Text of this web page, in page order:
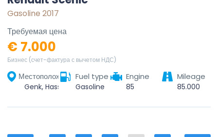
Gasoline 2017
Требуемая цена
€ 7.000
Бизнес (счет-фактура с вычетом НДС)
МестоположениеFuel type
Gasoline
Engine
85
Mileage
85.000